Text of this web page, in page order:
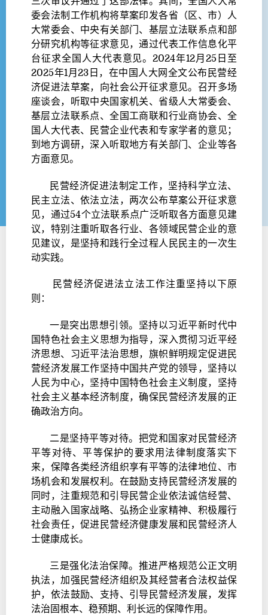
委会法制工作机构将草案印发各省（区、市）人
大常委会、中央有关部门、基层立法联系点和部
分研究机构等征求意见，通过代表工作信息化平
台征求全国人大代表意见。2024年12月25日至
2025年1月23日，在中国人大网全文公布民营经
济促进法草案，向社会公开征求意见。召开多场
座谈会，听取中央国家机关、省级人大常委会、
基层立法联系点、全国工商联和行业商协会、全
国人大代表、民营企业代表和专家学者的意见；
到地方调研，深入听取地方有关部门、企业等各
方面意见。
民营经济促进法制定工作，坚持科学立法、
民主立法、依法立法，两次公布草案公开征求意
见，通过54个立法联系点广泛听取各方面意见建
议，特别注重听取各行业、各领域民营企业的意
见建议，是坚持和践行全过程人民民主的一次生
动实践。
民营经济促进法立法工作注重坚持以下原
则：
一是突出思想引领。坚持以习近平新时代中
国特色社会主义思想为指导，深入贯彻习近平经
济思想、习近平法治思想，旗帜鲜明规定促进民
营经济发展工作坚持中国共产党的领导，坚持以
人民为中心，坚持中国特色社会主义制度，坚持
社会主义基本经济制度，确保民营经济发展的正
确政治方向。
二是坚持平等对待。把党和国家对民营经济
平等对待、平等保护的要求用法律制度落实下
来，保障各类经济组织享有平等的法律地位、市
场机会和发展权利。在鼓励支持民营经济发展的
同时，注重规范和引导民营企业依法诚信经营、
主动融入国家战略、弘扬企业家精神、积极履行
社会责任，促进民营经济健康发展和民营经济人
士健康成长。
三是强化法治保障。推进严格规范公正文明
执法，加强民营经济组织及其经营者合法权益保
护，依法鼓励、支持、引导民营经济发展，发挥
法治固根本、稳预期、利长远的保障作用。